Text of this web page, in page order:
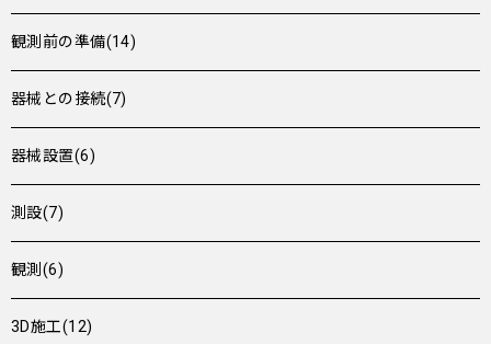
観測前の準備(14)
器械との接続(7)
器械設置(6)
測設(7)
観測(6)
3D施工(12)